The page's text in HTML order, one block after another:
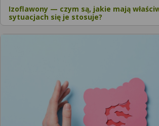
Izoflawony — czym są, jakie mają
sytuacjach się je stosuje?